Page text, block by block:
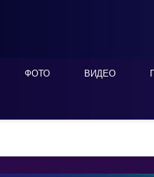
ФОТО ВИДЕО